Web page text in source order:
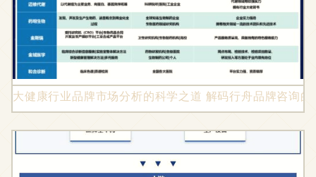
大健康行业品牌市场分析的科学之道 解码行舟品牌咨询的